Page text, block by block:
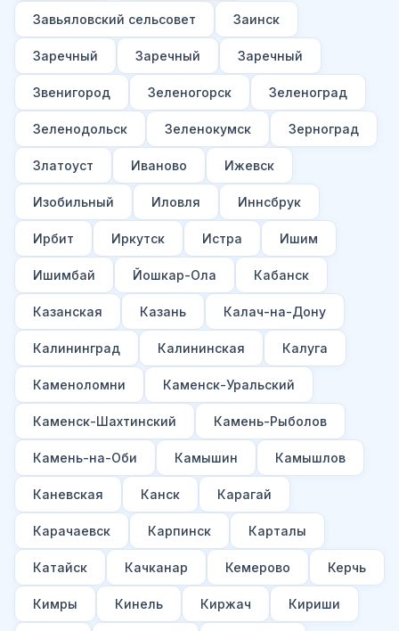
Завьяловский сельсовет Заинск
Заречный Заречный Заречный
Звенигород Зеленогорск Зеленоград
Зеленодольск Зеленокумск Зерноград
Златоуст Иваново Ижевск
Изобильный Иловля Иннсбрук
Ирбит Иркутск Истра Ишим
Ишимбай Йошкар-Ола Кабанск
Казанская Казань Калач-на-Дону
Калининград Калининская Калуга
Каменоломни Каменск-Уральский
Каменск-Шахтинский Камень-Рыболов
Камень-на-Оби Камышин Камышлов
Каневская Канск Карагай
Карачаевск Карпинск Карталы
Катайск Качканар Кемерово Керчь
Кимры Кинель Киржач Кириши